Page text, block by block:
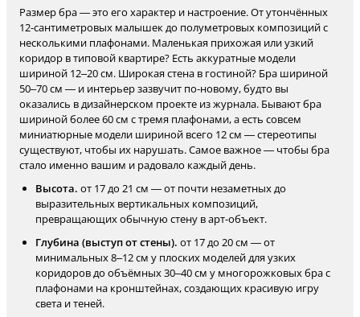
Размер бра — это его характер и настроение. От утончённых
12-сантиметровых малышек до полуметровых композиций с
несколькими плафонами. Маленькая прихожая или узкий
коридор в типовой квартире? Есть аккуратные модели
шириной 12–20 см. Широкая стена в гостиной? Бра шириной
50–70 см — и интерьер зазвучит по-новому, будто вы
оказались в дизайнерском проекте из журнала. Бывают бра
шириной более 60 см с тремя плафонами, а есть совсем
миниатюрные модели шириной всего 12 см — стереотипы
существуют, чтобы их нарушать. Самое важное — чтобы бра
стало именно вашим и радовало каждый день.
Высота. от 17 до 21 см — от почти незаметных до
выразительных вертикальных композиций,
превращающих обычную стену в арт-объект.
Глубина (выступ от стены). от 17 до 20 см — от
минимальных 8–12 см у плоских моделей для узких
коридоров до объёмных 30–40 см у многорожковых бра с
плафонами на кронштейнах, создающих красивую игру
света и теней.